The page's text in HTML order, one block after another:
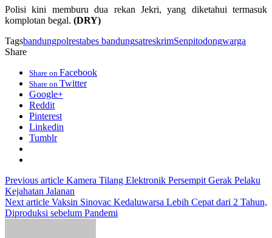
Polisi kini memburu dua rekan Jekri, yang diketahui termasuk
komplotan begal. (DRY)
Tagsbandungpolrestabes bandungsatreskrimSenpitodongwarga
Share
Share on Facebook
Share on Twitter
Google+
Reddit
Pinterest
Linkedin
Tumblr
Previous article Kamera Tilang Elektronik Persempit Gerak Pelaku
Kejahatan Jalanan
Next article Vaksin Sinovac Kedaluwarsa Lebih Cepat dari 2 Tahun,
Diproduksi sebelum Pandemi